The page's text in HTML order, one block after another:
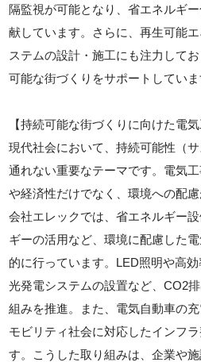
隔監視が可能となり、省エネルギ
献しています。さらに、再生可能
ステムの設計・施工にも注力して
可能な街づくりをサポートしていま
【持続可能な街づくりに向けた電気
現代社会において、持続可能性（
通れない重要なテーマです。電気
や経済性だけでなく、環境への配
会社エレックでは、省エネルギー
ギーの活用など、環境に配慮した
的に行っています。LED照明や高
光発電システムの設置など、CO2
組みを推進。また、電気自動車の
モビリティ社会に対応したインフ
す。こうした取り組みは、企業や